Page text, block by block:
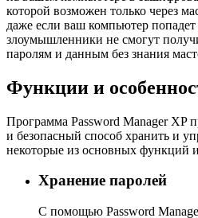
которой возможен только через
даже если ваш компьютер
злоумышленники не смогут
паролям и данным без знания
Функции и
Программа Password Manager XP
и безопасный способ хранить и
некоторые из основных функций
Хранение паролей
С помощью Password